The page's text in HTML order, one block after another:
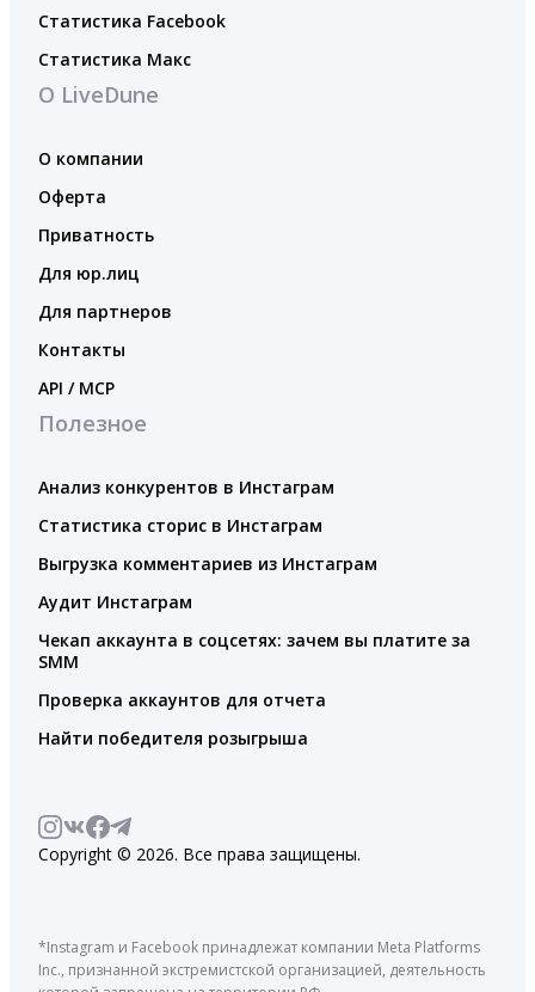
Статистика Facebook
Статистика Макс
О LiveDune
О компании
Оферта
Приватность
Для юр.лиц
Для партнеров
Контакты
API / MCP
Полезное
Анализ конкурентов в Инстаграм
Статистика сторис в Инстаграм
Выгрузка комментариев из Инстаграм
Аудит Инстаграм
Чекап аккаунта в соцсетях: зачем вы платите за
SMM
Проверка аккаунтов для отчета
Найти победителя розыгрыша
Copyright © 2026. Все права защищены.
*Instagram и Facebook принадлежат компании Meta Platforms
Inc., признанной экстремистской организацией, деятельность